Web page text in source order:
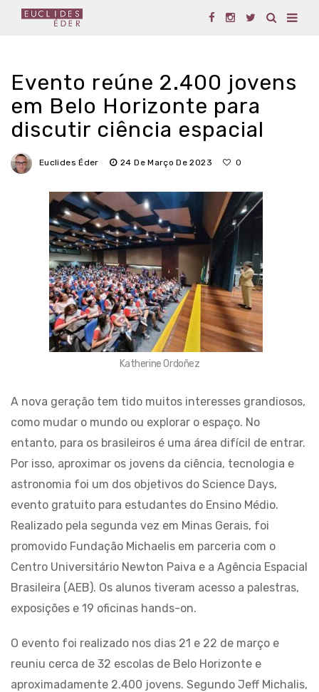
Evento reúne 2.400 jovens
em Belo Horizonte para
discutir ciência espacial
Euclides Éder 24 De Março De 2023 0
Katherine Ordoñez
A nova geração tem tido muitos interesses grandiosos,
como mudar o mundo ou explorar o espaço. No
entanto, para os brasileiros é uma área difícil de entrar.
Por isso, aproximar os jovens da ciência, tecnologia e
astronomia foi um dos objetivos do Science Days,
evento gratuito para estudantes do Ensino Médio.
Realizado pela segunda vez em Minas Gerais, foi
promovido Fundação Michaelis em parceria com o
Centro Universitário Newton Paiva e a Agência Espacial
Brasileira (AEB). Os alunos tiveram acesso a palestras,
exposições e 19 oficinas hands-on.
O evento foi realizado nos dias 21 e 22 de março e
reuniu cerca de 32 escolas de Belo Horizonte e
aproximadamente 2.400 jovens. Segundo Jeff Michalis,